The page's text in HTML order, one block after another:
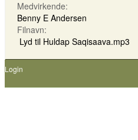
Medvirkende:
Benny E Andersen
Filnavn:
Lyd til Huldap Saqisaava.mp3
Login